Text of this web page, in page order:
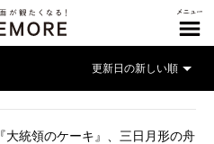
『大統領のケーキ』、三日月形の舟